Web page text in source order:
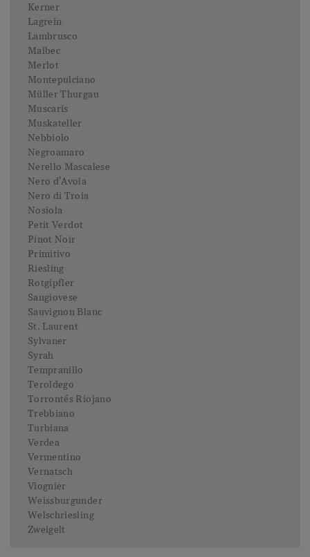
Kerner
Lagrein
Lambrusco
Malbec
Merlot
Montepulciano
Müller Thurgau
Muscaris
Muskateller
Nebbiolo
Negroamaro
Nerello Mascalese
Nero d’Avola
Nero di Troia
Nosiola
Petit Verdot
Pinot Noir
Primitivo
Riesling
Rotgipfler
Sangiovese
Sauvignon Blanc
St. Laurent
Sylvaner
Syrah
Tempranillo
Teroldego
Torrontés Riojano
Trebbiano
Turbiana
Verdea
Vermentino
Vernatsch
Viognier
Weissburgunder
Welschriesling
Zweigelt